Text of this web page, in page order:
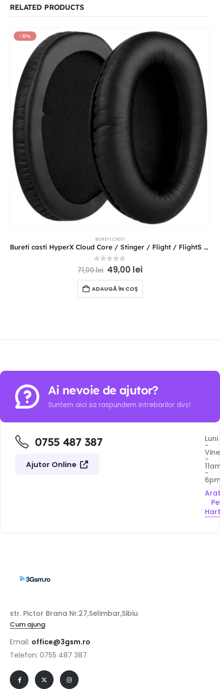
RELATED PRODUCTS
-31%
BURETI CASTI
Bureti casti HyperX Cloud Core / Stinger / Flight / FlightS / Alpha / Silver / X / Pro / I / II KHX-HSCP
out of 5
71,00lei 49,00 lei
ADAUGĂ ÎN COȘ
Ai nevoie de ajutor?
Suntem aici sa raspundem intrebarilor dvs!
0755 487 387
Ajutor Online
Luni
-
-
-
Pe
str. Pictor Brana Nr.27,Selimbar,Sibiu
Cum ajung
Email: office@3gsm.ro
Telefon: 0755 487 387